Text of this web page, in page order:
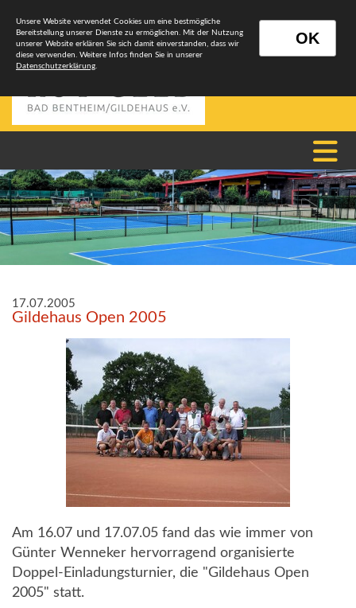
17.07.2005
Gildehaus Open 2005
Am 16.07 und 17.07.05 fand das wie immer von
Günter Wenneker hervorragend organisierte
Doppel-Einladungsturnier, die "Gildehaus Open
2005" statt.
OK
Unsere Website verwendet Cookies um eine bestmögliche
Bereitstellung unserer Dienste zu ermöglichen. Mit der Nutzung
unserer Website erklären Sie sich damit einverstanden, dass wir
diese verwenden. Weitere Infos finden Sie in unserer
Datenschutzerklärung.